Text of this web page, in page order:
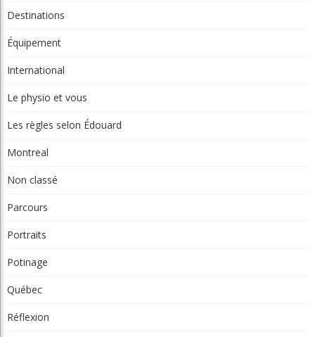
Destinations
Équipement
International
Le physio et vous
Les règles selon Édouard
Montreal
Non classé
Parcours
Portraits
Potinage
Québec
Réflexion